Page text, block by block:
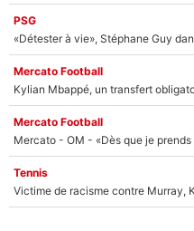
PSG
«Détester à vie», Stéphane Guy
Mercato Football
Kylian Mbappé, un transfert
Mercato Football
Tennis